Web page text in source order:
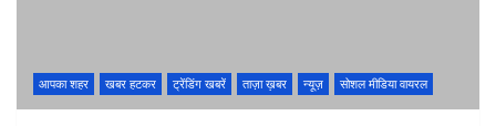
आपका शहर खबर हटकर ट्रेंडिंग खबरें ताज़ा ख़बर न्यूज़ सोशल मीडिया वायरल